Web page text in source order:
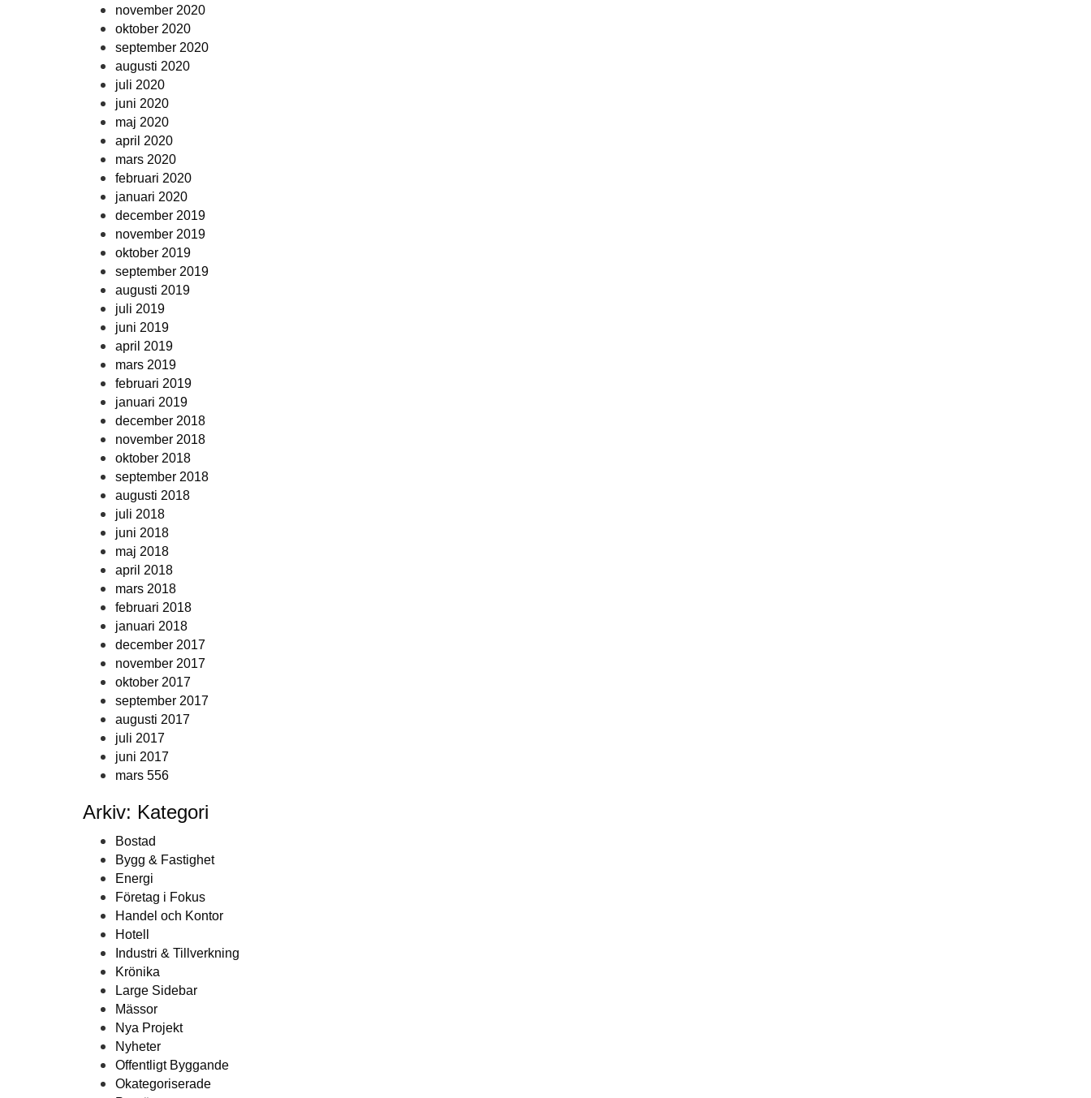
november 2020
oktober 2020
september 2020
augusti 2020
juli 2020
juni 2020
maj 2020
april 2020
mars 2020
februari 2020
januari 2020
december 2019
november 2019
oktober 2019
september 2019
augusti 2019
juli 2019
juni 2019
april 2019
mars 2019
februari 2019
januari 2019
december 2018
november 2018
oktober 2018
september 2018
augusti 2018
juli 2018
juni 2018
maj 2018
april 2018
mars 2018
februari 2018
januari 2018
december 2017
november 2017
oktober 2017
september 2017
augusti 2017
juli 2017
juni 2017
mars 556
Arkiv: Kategori
Bostad
Bygg & Fastighet
Energi
Företag i Fokus
Handel och Kontor
Hotell
Industri & Tillverkning
Krönika
Large Sidebar
Mässor
Nya Projekt
Nyheter
Offentligt Byggande
Okategoriserade